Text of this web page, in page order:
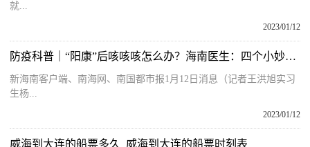
就...
2023/01/12
防疫科普｜“阳康”后咳咳咳怎么办？海南医生：四个小妙招缓解
新海南客户端、南海网、南国都市报1月12日消息（记者王洪旭实习
生杨...
2023/01/12
威海到大连的船票多久_威海到大连的船票时刻表